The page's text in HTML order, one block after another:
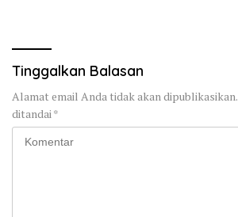
Tinggalkan Balasan
Alamat email Anda tidak akan dipublikasikan.
ditandai*